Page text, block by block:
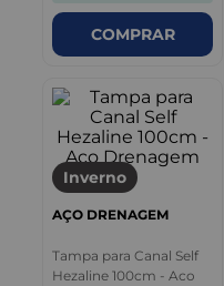
COMPRAR
Inverno
AÇO DRENAGEM
Tampa para Canal Self
Hezaline 100cm - Aco